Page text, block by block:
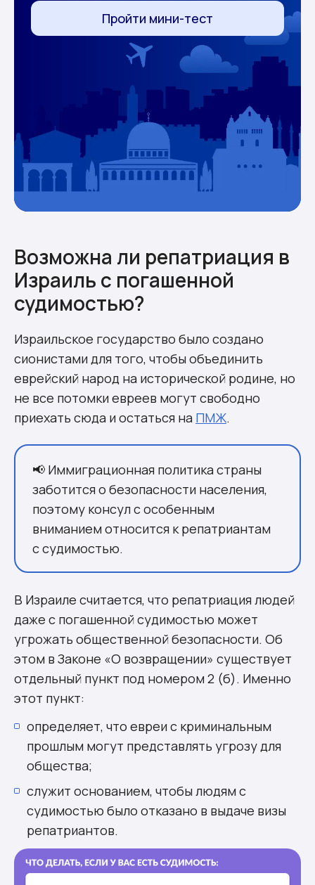
Пройти мини-тест
Возможна ли репатриация в
Израиль с погашенной
судимостью?
Израильское государство было создано
сионистами для того, чтобы объединить
еврейский народ на исторической родине, но
не все потомки евреев могут свободно
приехать сюда и остаться на ПМЖ.
📢 Иммиграционная политика страны
заботится о безопасности населения,
поэтому консул с особенным
вниманием относится к репатриантам
с судимостью.
В Израиле считается, что репатриация людей
даже с погашенной судимостью может
угрожать общественной безопасности. Об
этом в Законе «О возвращении» существует
отдельный пункт под номером 2 (б). Именно
этот пункт:
определяет, что евреи с криминальным
прошлым могут представлять угрозу для
общества;
служит основанием, чтобы людям с
судимостью было отказано в выдаче визы
репатриантов.